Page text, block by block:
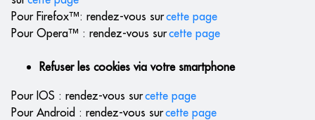
Pour Firefox™: rendez-vous surcette page
Pour Opera™ : rendez-vous surcette page
Refuser les cookies via votre smartphone
Pour IOS : rendez-vous surcette page
Pour Android : rendez-vous surcette page